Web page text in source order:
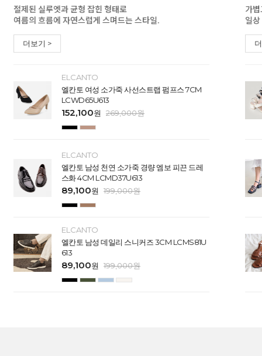
절제된 실루엣과 균형 잡힌 형태로
여름의 흐름에 자연스럽게 스며드는 스타일.
더보기 >
ELCANTO
엘칸토 여성 소가죽 사선스트랩 펌프스 7CM
LCWD65U613
152,100원 269,000원
ELCANTO
엘칸토 남성 천연 소가죽 경량 엠보 피끈 드레
스화 4CM LCMD37U613
89,100원 199,000원
ELCANTO
엘칸토 남성 데일리 스니커즈 3CM LCMS81U
613
89,100원 199,000원
가
일